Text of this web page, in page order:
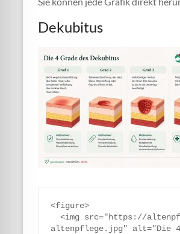
Dekubitus
<figure>
altenpflege.jpg" alt="Die